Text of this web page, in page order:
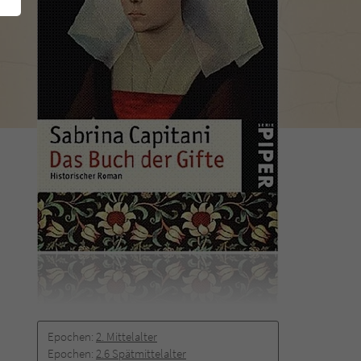
Epochen: 2. Mittelalter
Epochen: 2.6 Spätmittelalter